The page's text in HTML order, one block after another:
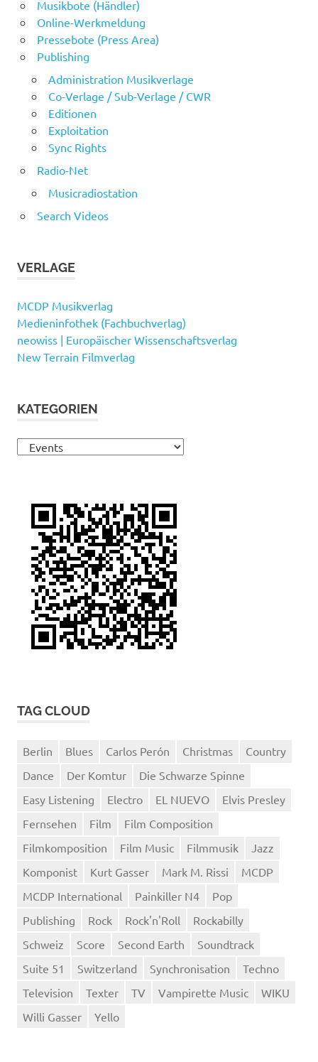
Musikbote (Händler)
Online-Werkmeldung
Pressebote (Press Area)
Publishing
Administration Musikverlage
Co-Verlage / Sub-Verlage / CWR
Editionen
Exploitation
Sync Rights
Radio-Net
Musicradiostation
Search Videos
VERLAGE
MCDP Musikverlag
Medieninfothek (Fachbuchverlag)
neowiss | Europäischer Wissenschaftsverlag
New Terrain Filmverlag
KATEGORIEN
Kategorien
TAG CLOUD
Berlin Blues Carlos Perón Christmas
Country
Dance
Der Komtur
Die Schwarze Spinne
Easy Listening
Electro EL NUEVO
Elvis Presley
Fernsehen
Film
Film Composition
Filmkomposition
Film Music Filmmusik
Jazz
Komponist
Kurt Gasser Mark M. Rissi
MCDP
MCDP International
Painkiller N4
Pop
Publishing
Rock Rock'n'Roll
Rockabilly
Schweiz
Score Second Earth
Soundtrack
Suite 51
Switzerland Synchronisation
Techno
Television
Texter TV Vampirette Music
WIKU
Willi Gasser
Yello